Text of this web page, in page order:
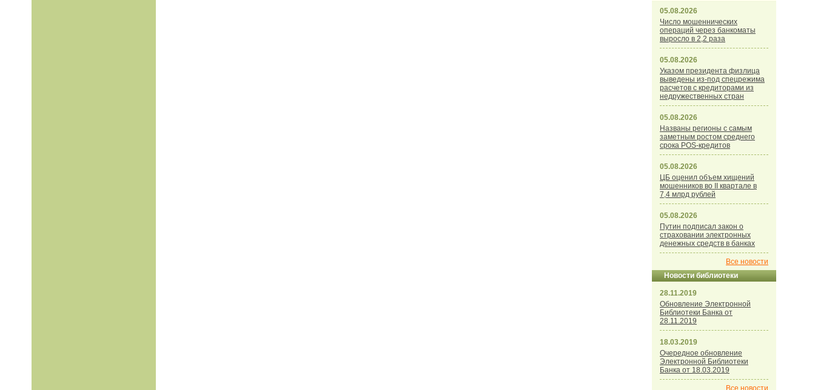
05.08.2026
Число мошеннических
операций через банкоматы
выросло в 2,2 раза
05.08.2026
Указом президента физлица
выведены из-под спецрежима
расчетов с кредиторами из
недружественных стран
05.08.2026
Названы регионы с самым
заметным ростом среднего
срока POS-кредитов
05.08.2026
ЦБ оценил объем хищений
мошенников во II квартале в
7,4 млрд рублей
05.08.2026
Путин подписал закон о
страховании электронных
денежных средств в банках
Все новости
Новости библиотеки
28.11.2019
Обновление Электронной
Библиотеки Банка от
28.11.2019
18.03.2019
Очередное обновление
Электронной Библиотеки
Банка от 18.03.2019
Все новости